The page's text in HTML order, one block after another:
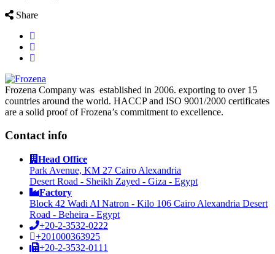
Share
Frozena Company was established in 2006. exporting to over 15
countries around the world. HACCP and ISO 9001/2000 certificates
are a solid proof of Frozena’s commitment to excellence.
Contact info
Head Office
Park Avenue, KM 27 Cairo Alexandria
Desert Road - Sheikh Zayed - Giza - Egypt
Factory
Block 42 Wadi Al Natron - Kilo 106 Cairo Alexandria Desert
Road - Beheira - Egypt
+20-2-3532-0222
+201000363925
+20-2-3532-0111